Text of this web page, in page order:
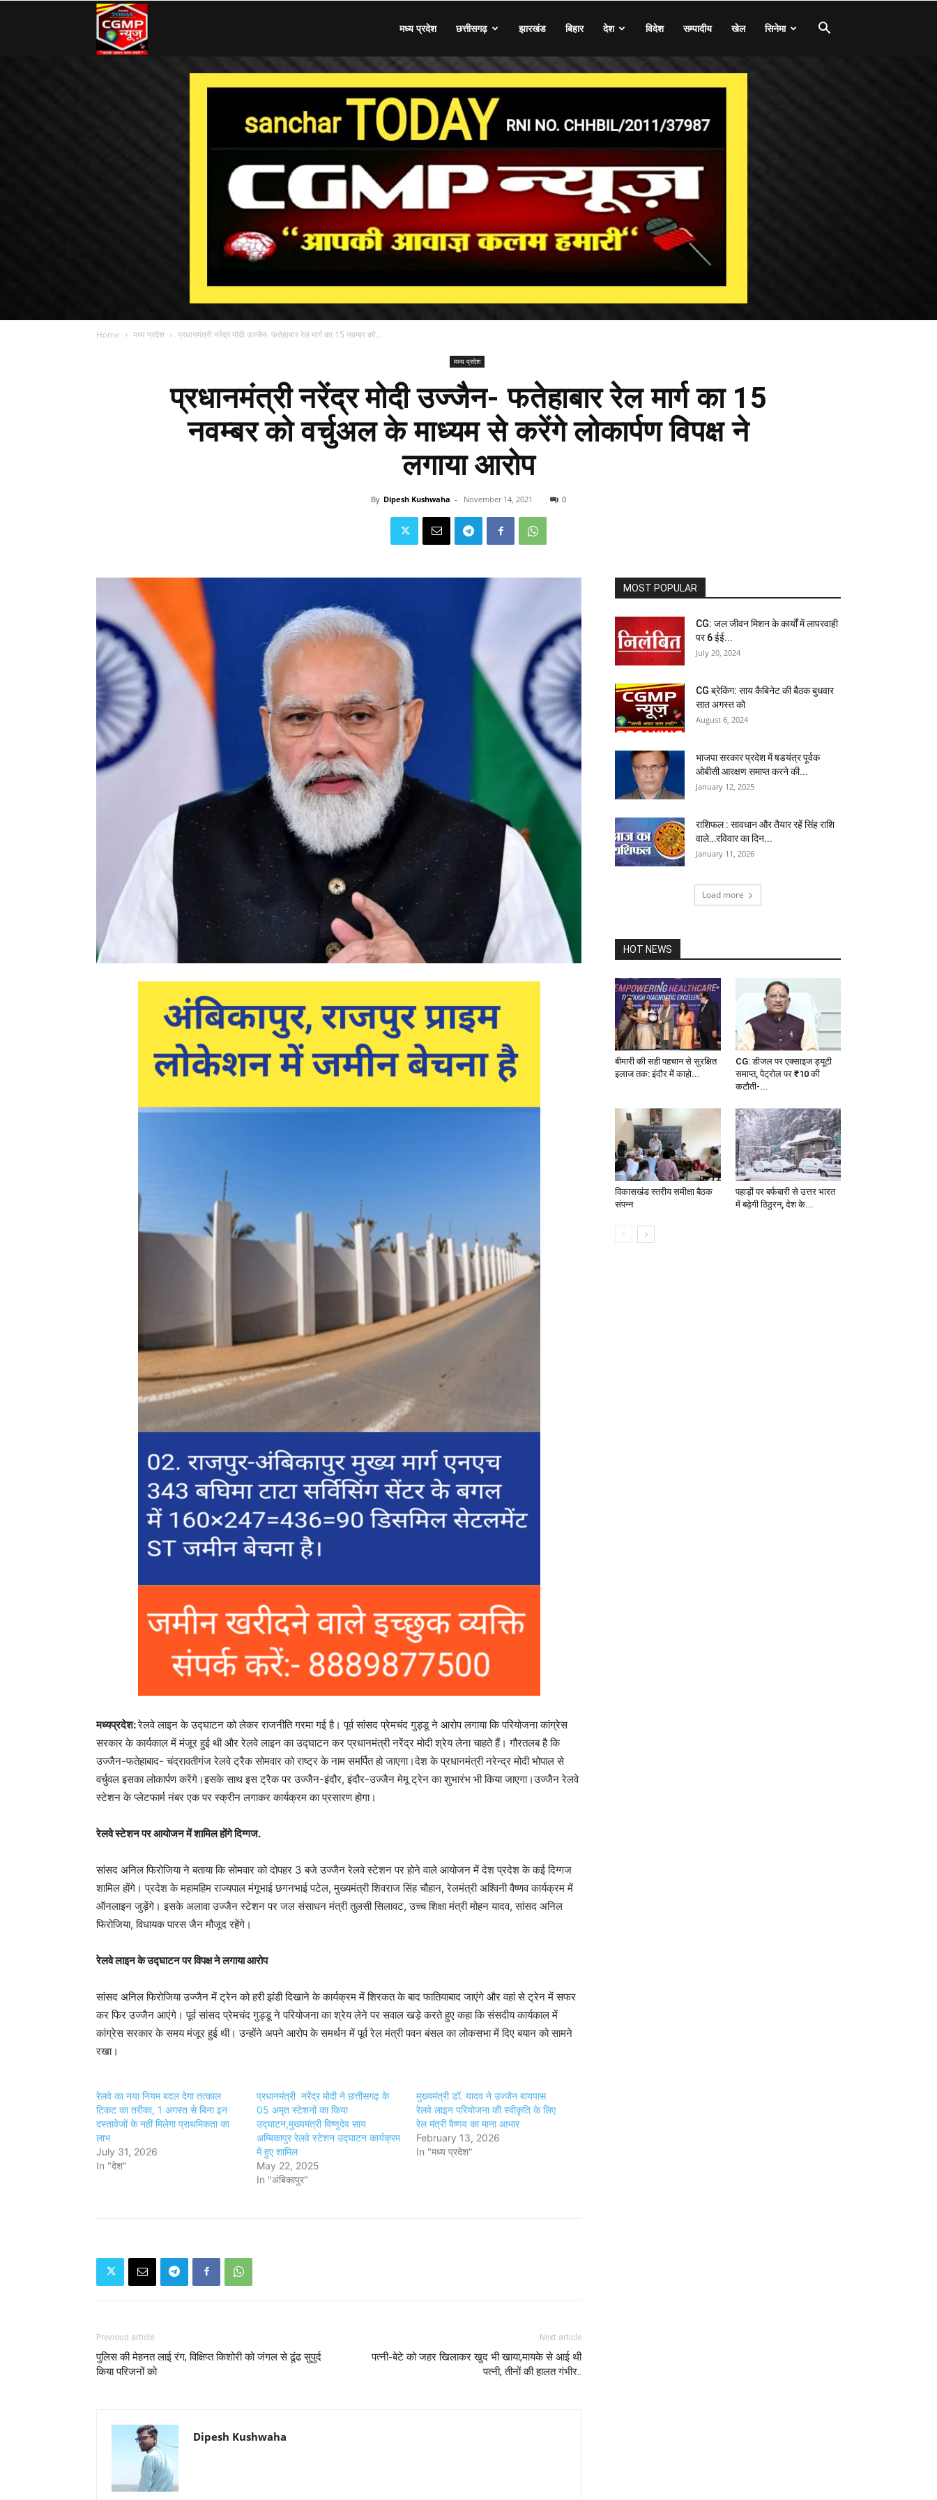
मध्य प्रदेश छत्तीसगढ़ झारखंड बिहार देश विदेश सम्पादीय खेल सिनेमा
Home मध्य प्रदेश प्रधानमंत्री नरेंद्र मोदी उज्जैन- फतेहाबार रेल मार्ग का 15 नवम्बर को...
मध्य प्रदेश
प्रधानमंत्री नरेंद्र मोदी उज्जैन- फतेहाबार रेल मार्ग का 15
नवम्बर को वर्चुअल के माध्यम से करेंगे लोकार्पण विपक्ष ने
लगाया आरोप
By Dipesh Kushwaha - November 14, 2021 0
मध्यप्रदेश:रेलवे लाइन के उद्घाटन को लेकर राजनीति गरमा गई है। पूर्व सांसद प्रेमचंद गुड्डू ने आरोप लगाया कि परियोजना कांग्रेस
सरकार के कार्यकाल में मंजूर हुई थी और रेलवे लाइन का उद्घाटन कर प्रधानमंत्री नरेंद्र मोदी श्रेय लेना चाहते हैं। गौरतलब है कि
उज्जैन-फतेहाबाद- चंद्रावतीगंज रेलवे ट्रैक सोमवार को राष्ट्र के नाम समर्पित हो जाएगा।देश के प्रधानमंत्री नरेन्द्र मोदी भोपाल से
वर्चुवल इसका लोकार्पण करेंगे।इसके साथ इस ट्रैक पर उज्जैन-इंदौर, इंदौर-उज्जैन मेमू ट्रेन का शुभारंभ भी किया जाएगा।उज्जैन रेलवे
स्टेशन के प्लेटफार्म नंबर एक पर स्क्रीन लगाकर कार्यक्रम का प्रसारण होगा।
रेलवे स्टेशन पर आयोजन में शामिल होंगे दिग्गज.
सांसद अनिल फिरोजिया ने बताया कि सोमवार को दोपहर 3 बजे उज्जैन रेलवे स्टेशन पर होने वाले आयोजन में देश प्रदेश के कई दिग्गज
शामिल होंगे। प्रदेश के महामहिम राज्यपाल मंगूभाई छगनभाई पटेल, मुख्यमंत्री शिवराज सिंह चौहान, रेलमंत्री अश्विनी वैष्णव कार्यक्रम में
ऑनलाइन जुड़ेंगे। इसके अलावा उज्जैन स्टेशन पर जल संसाधन मंत्री तुलसी सिलावट, उच्च शिक्षा मंत्री मोहन यादव, सांसद अनिल
फिरोजिया, विधायक पारस जैन मौजूद रहेंगे।
रेलवे लाइन के उद्घाटन पर विपक्ष ने लगाया आरोप
सांसद अनिल फिरोजिया उज्जैन में ट्रेन को हरी झंडी दिखाने के कार्यक्रम में शिरकत के बाद फातियाबाद जाएंगे और वहां से ट्रेन में सफर
कर फिर उज्जैन आएंगे। पूर्व सांसद प्रेमचंद गुड्डू ने परियोजना का श्रेय लेने पर सवाल खड़े करते हुए कहा कि संसदीय कार्यकाल में
कांग्रेस सरकार के समय मंजूर हुई थी। उन्होंने अपने आरोप के समर्थन में पूर्व रेल मंत्री पवन बंसल का लोकसभा में दिए बयान को सामने
रखा।
रेलवे का नया नियम बदल देगा तत्काल
टिकट का तरीका, 1 अगस्त से बिना इन
दस्तावेजों के नहीं मिलेगा प्राथमिकता का
लाभ
July 31, 2026
In "देश"
प्रधानमंत्री नरेंद्र मोदी ने छत्तीसगढ़ के
05 अमृत स्टेशनों का किया
उद्घाटन,मुख्यमंत्री विष्णुदेव साय
अम्बिकापुर रेलवे स्टेशन उद्घाटन कार्यक्रम
में हुए शामिल
May 22, 2025
In "अंबिकापुर"
मुख्यमंत्री डॉ. यादव ने उज्जैन बायपास
रेलवे लाइन परियोजना की स्वीकृति के लिए
रेल मंत्री वैष्णव का माना आभार
February 13, 2026
In "मध्य प्रदेश"
Previous article
पुलिस की मेहनत लाई रंग, विक्षिप्त किशोरी को जंगल से ढूंढ सुपुर्द
किया परिजनों को
Next article
पत्नी-बेटे को जहर खिलाकर खुद भी खाया,मायके से आई थी
पत्नी, तीनों की हालत गंभीर..
Dipesh Kushwaha
MOST POPULAR
CG: जल जीवन मिशन के कार्यों में लापरवाही
पर 6 ईई...
July 20, 2024
CG ब्रेकिंग: साय कैबिनेट की बैठक बुधवार
सात अगस्त को
August 6, 2024
भाजपा सरकार प्रदेश में षडयंत्र पूर्वक
ओबीसी आरक्षण समाप्त करने की...
January 12, 2025
राशिफल : सावधान और तैयार रहें सिंह राशि
वाले…रविवार का दिन...
January 11, 2026
Load more
HOT NEWS
बीमारी की सही पहचान से सुरक्षित
इलाज तक: इंदौर में काहो...
CG: डीजल पर एक्साइज ड्यूटी
समाप्त, पेट्रोल पर ₹10 की
कटौती-...
विकासखंड स्तरीय समीक्षा बैठक
संपन्न
पहाड़ों पर बर्फबारी से उत्तर भारत
में बढ़ेगी ठिठुरन, देश के...